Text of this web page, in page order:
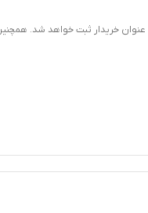
عنوان خریدار ثبت خواهد شد.